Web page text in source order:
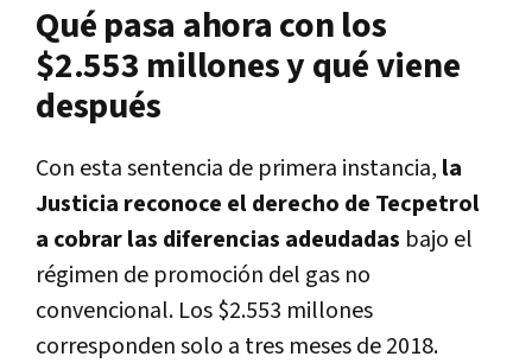
Qué pasa ahora con los
$2.553 millones y qué viene
después
Con esta sentencia de primera instancia, la
Justicia reconoce el derecho de Tecpetrol
a cobrar las diferencias adeudadas bajo el
régimen de promoción del gas no
convencional. Los $2.553 millones
corresponden solo a tres meses de 2018.